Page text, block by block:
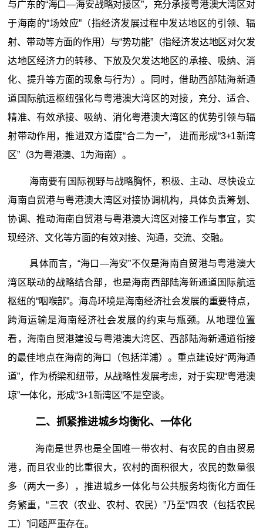
与广东的“海口—海安战略对接区”，充分承接粤港澳大湾区对
于海南的“场效应”（指经济发展过程中发达地区的引领、辐
射、带动等方面的作用）与“势功能”（指经济发达地区对欠发
达地区经济力的转移、下放及欠发达地区的承接、吸纳、消
化、提升等方面的现象与行为）。同时，借助西部陆海新通
道国际航运枢纽强化与粤港澳大湾区的对接，充分、适合、
精准、有效承接、吸纳、消化粤港澳大湾区的优势引领与辐
射带动作用，推进双方适度“合二为一”， 进而形成“3+1新湾
区”（3为粤港澳、1为海南）。
海南要有国际视野与战略胸怀，积极、主动、尽快设立
海南自贸港与粤港澳大湾区对接协调机构，具体负责筹划、
协调、推动海南自贸港与粤港澳大湾区对接工作与事宜，实
现经济、文化等方面的有效对接、沟通，交流、交融。
具体而言，“海口—海安”不仅是海南自贸港与粤港澳大
湾区联动的战略结合部，也是海南西部陆海新通道国际航运
枢纽的“咽喉部”。海岛环境是海南经济社会发展的重要特点，
跨海运输是海南经济社会发展的约束与瓶颈。从地理位置
看，海南自贸港建设与粤港澳大湾区、西部陆海新通道衔接
的最佳地点在海南的海口（包括洋浦）。重点建设好“两海通
道”，作为桥梁和纽带，从战略性发展考虑，对于实现“粤港澳
琼”一体化，形成“3+1新湾区”不是空谈。
二、抓紧推进城乡均衡化、一体化
海南是世界也是全国唯一带农村、有农民的自由贸易
港，而且农业的比重很大，农村的面积很大，农民的数量很
多（两大一多），推进城乡一体化与公共服务均衡化方面任
务繁重，“三农（农业、农村、农民）”乃至“四农（包括农民
工）”问题严重存在。